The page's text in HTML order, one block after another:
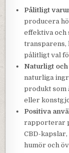
Pålitligt
producera
effektiva och
transparens,
pålitligt val
Naturligt och
naturliga
produkt som
eller
Positiva
rapporterar
CBD-
humör och